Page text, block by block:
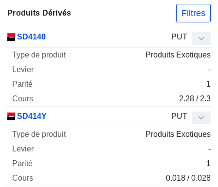
Produits Dérivés Filtres
Mnemo Type produit
Cours
SD4140 PUT
Produits Exotiques
-
1
2.28 / 2.3
SD414Y PUT
Produits Exotiques
-
1
0.018 / 0.028